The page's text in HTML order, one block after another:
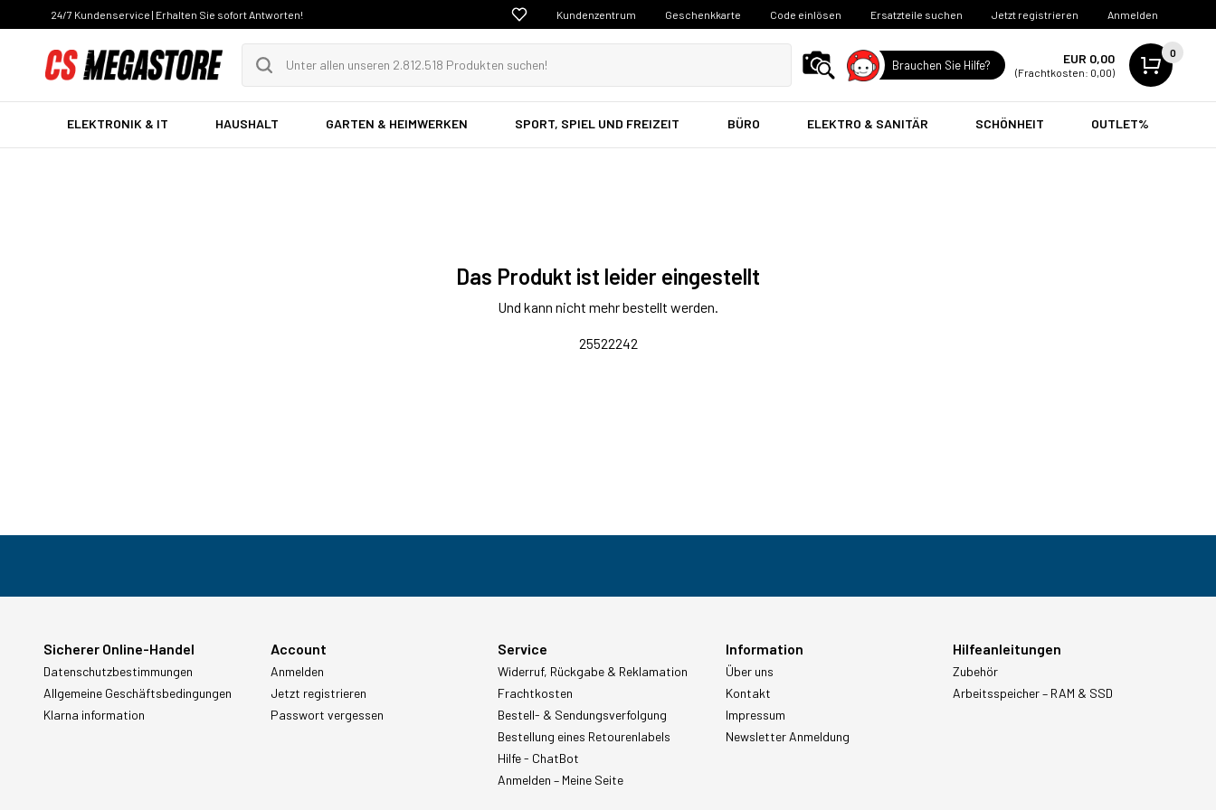
24/7 Kundenservice | Erhalten Sie sofort Antworten! Kundenzentrum Geschenkkarte Code einlösen Ersatzteile suchen Jetzt registrieren Anmelden
Brauchen Sie Hilfe? EUR 0,00
(Frachtkosten: 0,00)
0
ELEKTRONIK & IT HAUSHALT GARTEN & HEIMWERKEN SPORT, SPIEL UND FREIZEIT BÜRO ELEKTRO & SANITÄR SCHÖNHEIT OUTLET%
Das Produkt ist leider eingestellt
Und kann nicht mehr bestellt werden.
25522242
Sicherer Online-Handel
Datenschutzbestimmungen
Allgemeine Geschäftsbedingungen
Klarna information
Account
Anmelden
Jetzt registrieren
Passwort vergessen
Service
Widerruf, Rückgabe & Reklamation
Frachtkosten
Bestell- & Sendungsverfolgung
Bestellung eines Retourenlabels
Hilfe - ChatBot
Anmelden – Meine Seite
Information
Über uns
Kontakt
Impressum
Newsletter Anmeldung
Hilfeanleitungen
Zubehör
Arbeitsspeicher – RAM & SSD